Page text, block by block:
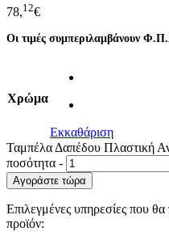
78,12€
Οι τιμές συμπεριλαμβάνουν
Χρώμα
Εκκαθάριση
Ταμπέλα Δαπέδου Πλαστική
ποσότητα -
Αγοράστε τώρα
Επιλεγμένες υπηρεσίες που
προϊόν: